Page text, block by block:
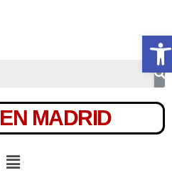
EN MADRID